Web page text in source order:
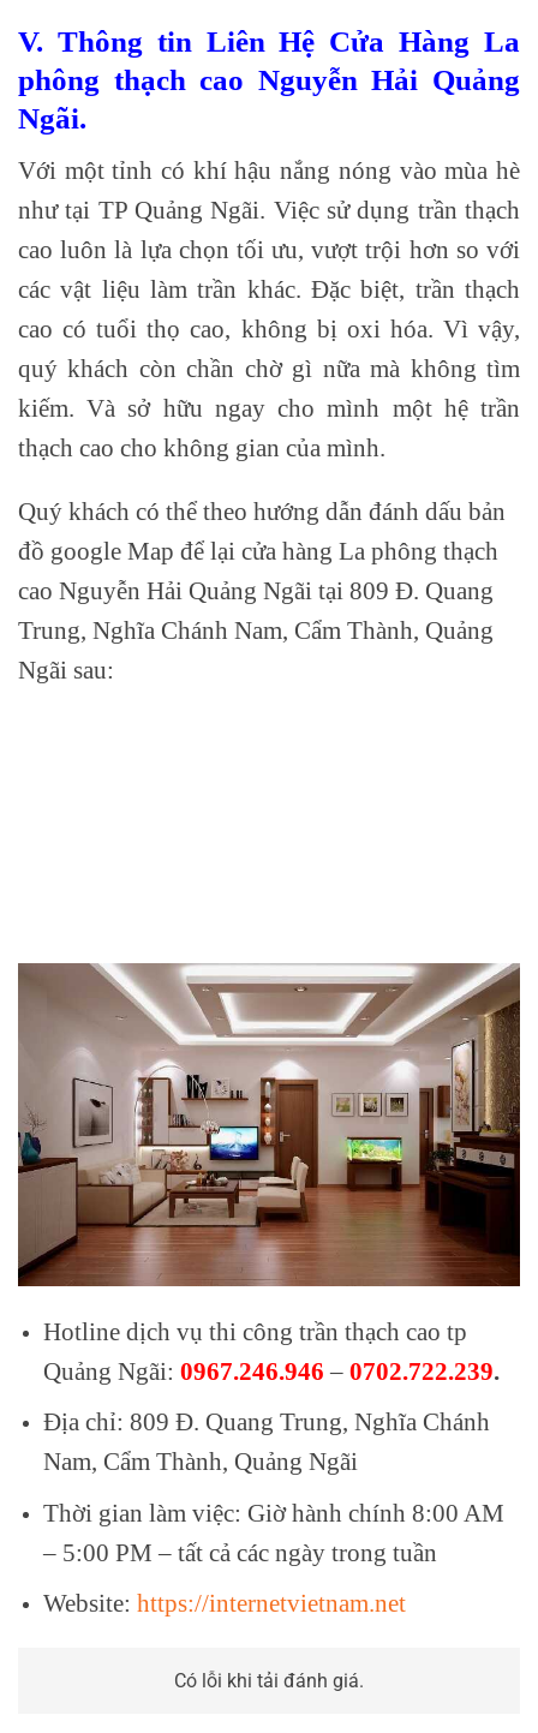
V. Thông tin Liên Hệ Cửa Hàng La
phông thạch cao Nguyễn Hải Quảng
Ngãi.
Với một tỉnh có khí hậu nắng nóng vào mùa hè
như tại TP Quảng Ngãi. Việc sử dụng trần thạch
cao luôn là lựa chọn tối ưu, vượt trội hơn so với
các vật liệu làm trần khác. Đặc biệt, trần thạch
cao có tuổi thọ cao, không bị oxi hóa. Vì vậy,
quý khách còn chần chờ gì nữa mà không tìm
kiếm. Và sở hữu ngay cho mình một hệ trần
thạch cao cho không gian của mình.
Quý khách có thể theo hướng dẫn đánh dấu bản
đồ google Map để lại cửa hàng La phông thạch
cao Nguyễn Hải Quảng Ngãi tại 809 Đ. Quang
Trung, Nghĩa Chánh Nam, Cẩm Thành, Quảng
Ngãi sau:
Hotline dịch vụ thi công trần thạch cao tp
Quảng Ngãi: 0967.246.946 – 0702.722.239.
Địa chỉ: 809 Đ. Quang Trung, Nghĩa Chánh
Nam, Cẩm Thành, Quảng Ngãi
Thời gian làm việc: Giờ hành chính 8:00 AM
– 5:00 PM – tất cả các ngày trong tuần
Website: https://internetvietnam.net
Có lỗi khi tải đánh giá.